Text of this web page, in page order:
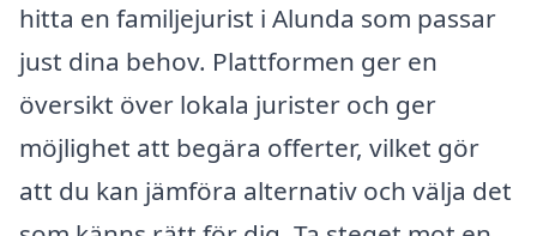
hitta en familjejurist i Alunda som passar
just dina behov. Plattformen ger en
översikt över lokala jurister och ger
möjlighet att begära offerter, vilket gör
att du kan jämföra alternativ och välja det